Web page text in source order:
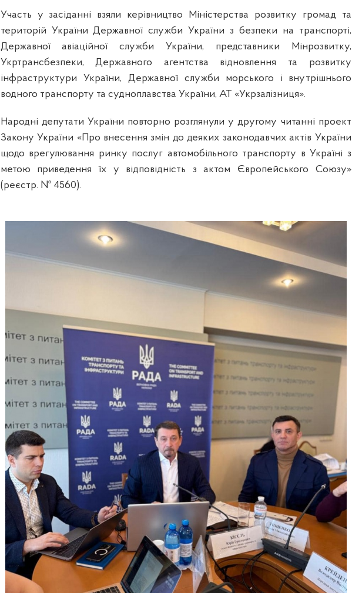
Участь у засіданні взяли керівництво Міністерства розвитку громад та
територій України Державної служби України з безпеки на транспорті,
Державної авіаційної служби України, представники Мінрозвитку,
Укртрансбезпеки, Державного агентства відновлення та розвитку
інфраструктури України, Державної служби морського і внутрішнього
водного транспорту та судноплавства України, АТ «Укрзалізниця».
Народні депутати України повторно розглянули у другому читанні проект
Закону України «Про внесення змін до деяких законодавчих актів України
щодо врегулювання ринку послуг автомобільного транспорту в Україні з
метою приведення їх у відповідність з актом Європейського Союзу»
(реєстр. № 4560).